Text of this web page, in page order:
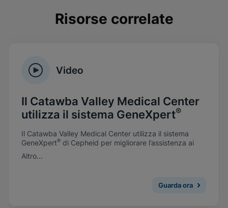
Risorse correlate
Video
Il Catawba Valley Medical Center
utilizza il sistema GeneXpert®
Il Catawba Valley Medical Center utilizza il sistema
GeneXpert® di Cepheid per migliorare l’assistenza ai
pazienti e prevenire le infezioni.
Altro...
Guarda ora